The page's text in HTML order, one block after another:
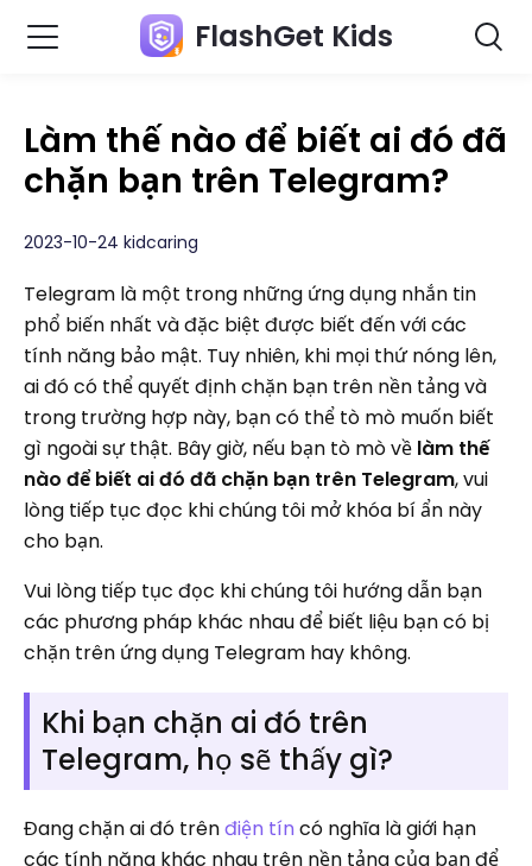
FlashGet Kids
Làm thế nào để biết ai đó đã
chặn bạn trên Telegram?
2023-10-24 kidcaring
Telegram là một trong những ứng dụng nhắn tin
phổ biến nhất và đặc biệt được biết đến với các
tính năng bảo mật. Tuy nhiên, khi mọi thứ nóng lên,
ai đó có thể quyết định chặn bạn trên nền tảng và
trong trường hợp này, bạn có thể tò mò muốn biết
gì ngoài sự thật. Bây giờ, nếu bạn tò mò về làm thế
nào để biết ai đó đã chặn bạn trên Telegram, vui
lòng tiếp tục đọc khi chúng tôi mở khóa bí ẩn này
cho bạn.
Vui lòng tiếp tục đọc khi chúng tôi hướng dẫn bạn
các phương pháp khác nhau để biết liệu bạn có bị
chặn trên ứng dụng Telegram hay không.
Khi bạn chặn ai đó trên
Telegram, họ sẽ thấy gì?
Đang chặn ai đó trênđiện tín có nghĩa là giới hạn
các tính năng khác nhau trên nền tảng của bạn để